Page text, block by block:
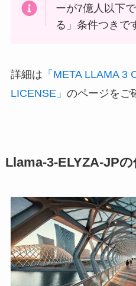
ーが7億人以下
る」条件つきで
詳細は 「META LLAMA 3
LICENSE」 のページをご
Llama-3-ELYZA-JP